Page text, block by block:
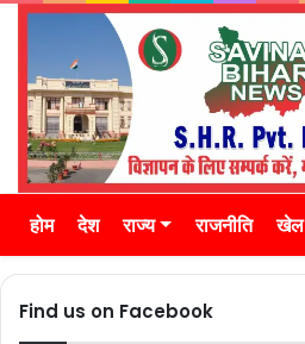
होम देश राज्य राजनीति खेल
Find us on Facebook